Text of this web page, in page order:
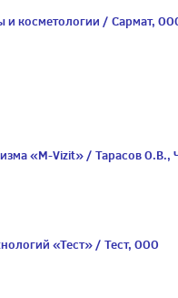
и косметологии / Сармат,
«M-Vizit» / Тарасов О.В.,
«Тест» / Тест, ООО